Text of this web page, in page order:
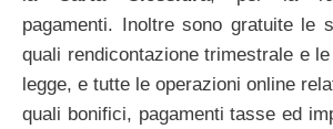
pagamenti. Inoltre sono gratuite le
quali rendicontazione trimestrale e
legge, e tutte le operazioni online
quali bonifici, pagamenti tasse ed